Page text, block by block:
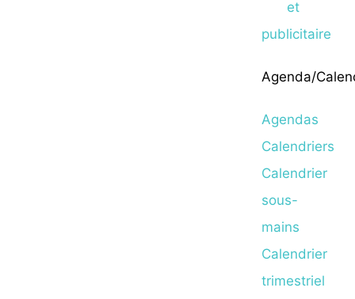
Agenda/
Agendas
Calendriers
Calendrier
sous-
mains
Calendrier
trimestriel